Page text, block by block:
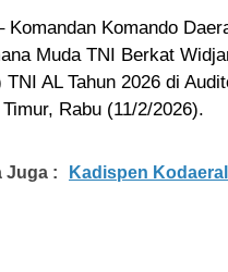
Komandan Komando
Muda TNI Berkat
TNI AL Tahun 2026 di
Rabu (11/2/2026).
Juga :
Kadispen